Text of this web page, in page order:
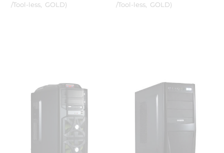
/Tool-less, GOLD)
/Tool-less, GOLD)